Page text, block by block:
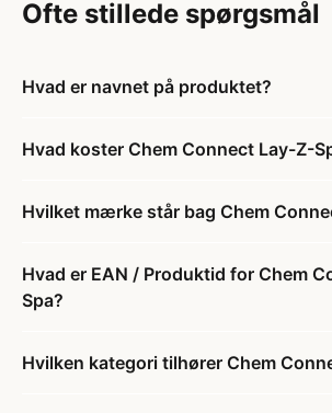
Ofte stillede spørgsmål
Hvad er navnet på produktet?
Hvad koster Chem Connect Lay-Z-
Hvilket mærke står bag Chem
Hvad er EAN / Produktid for Chem
Spa?
Hvilken kategori tilhører Chem